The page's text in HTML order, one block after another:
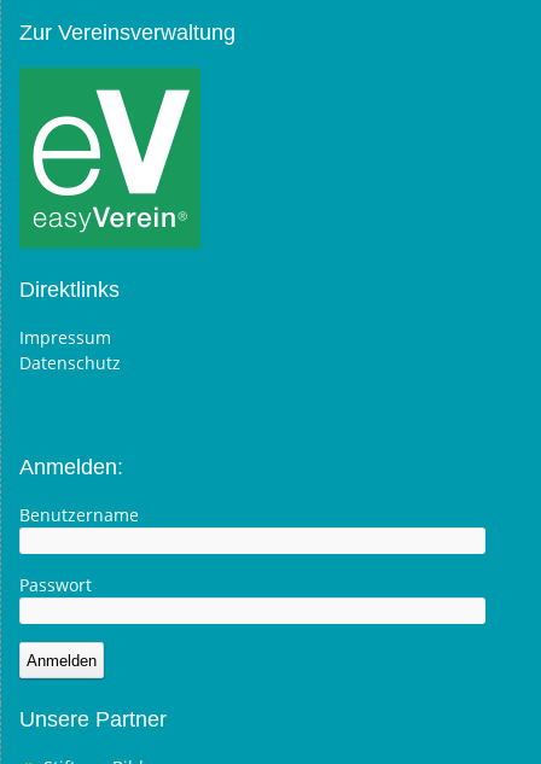
Zur Vereinsverwaltung
Direktlinks
Impressum
Datenschutz
Anmelden:
Benutzername
Passwort
Unsere Partner